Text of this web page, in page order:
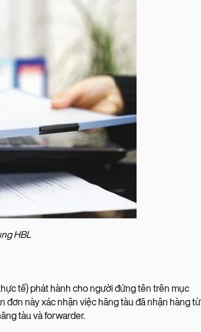
HBL
tế) phát hành cho người đứng tên trên mục
đơn này xác nhận việc hãng tàu đã nhận hàng từ
tàu và forwarder.